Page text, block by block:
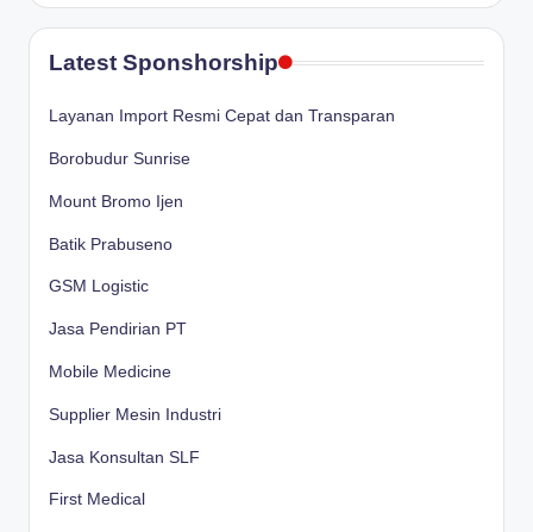
Latest Sponshorship
Layanan Import Resmi Cepat dan Transparan
Borobudur Sunrise
Mount Bromo Ijen
Batik Prabuseno
GSM Logistic
Jasa Pendirian PT
Mobile Medicine
Supplier Mesin Industri
Jasa Konsultan SLF
First Medical